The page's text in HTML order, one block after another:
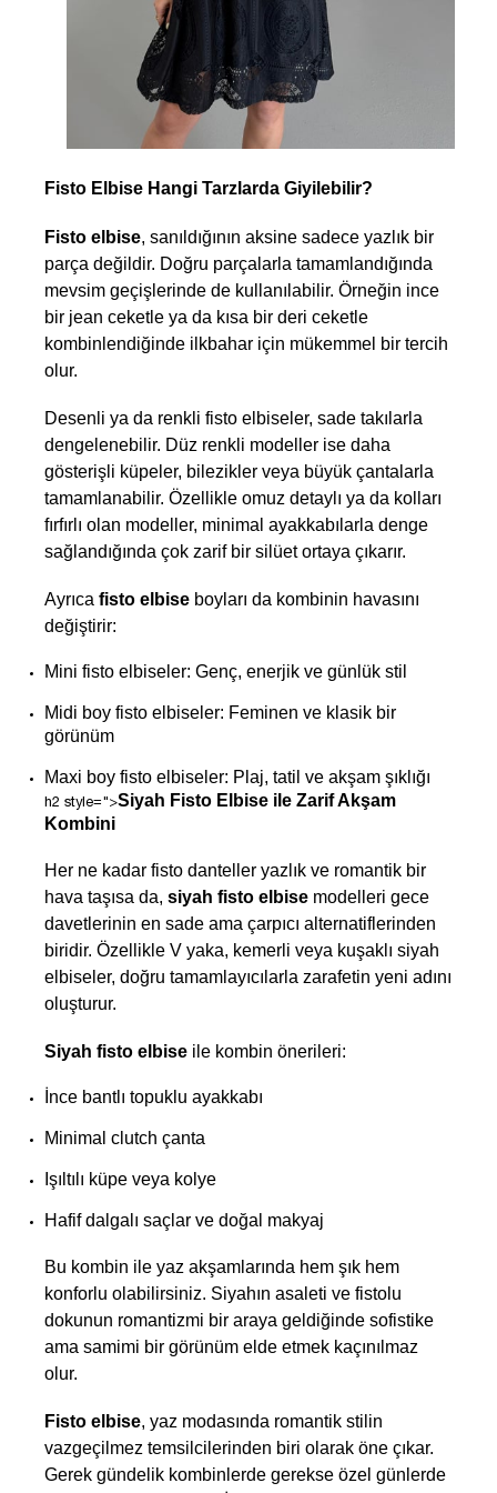
Fisto Elbise Hangi Tarzlarda Giyilebilir?
Fisto elbise, sanıldığının aksine sadece yazlık bir
parça değildir. Doğru parçalarla tamamlandığında
mevsim geçişlerinde de kullanılabilir. Örneğin ince
bir jean ceketle ya da kısa bir deri ceketle
kombinlendiğinde ilkbahar için mükemmel bir tercih
olur.
Desenli ya da renkli fisto elbiseler, sade takılarla
dengelenebilir. Düz renkli modeller ise daha
gösterişli küpeler, bilezikler veya büyük çantalarla
tamamlanabilir. Özellikle omuz detaylı ya da kolları
fırfırlı olan modeller, minimal ayakkabılarla denge
sağlandığında çok zarif bir silüet ortaya çıkarır.
Ayrıca fisto elbise boyları da kombinin havasını
değiştirir:
Mini fisto elbiseler: Genç, enerjik ve günlük stil
Midi boy fisto elbiseler: Feminen ve klasik bir
görünüm
Maxi boy fisto elbiseler: Plaj, tatil ve akşam şıklığı
h2 style=">Siyah Fisto Elbise ile Zarif Akşam
Kombini
Her ne kadar fisto danteller yazlık ve romantik bir
hava taşısa da, siyah fisto elbise modelleri gece
davetlerinin en sade ama çarpıcı alternatiflerinden
biridir. Özellikle V yaka, kemerli veya kuşaklı siyah
elbiseler, doğru tamamlayıcılarla zarafetin yeni adını
oluşturur.
Siyah fisto elbise ile kombin önerileri:
İnce bantlı topuklu ayakkabı
Minimal clutch çanta
Işıltılı küpe veya kolye
Hafif dalgalı saçlar ve doğal makyaj
Bu kombin ile yaz akşamlarında hem şık hem
konforlu olabilirsiniz. Siyahın asaleti ve fistolu
dokunun romantizmi bir araya geldiğinde sofistike
ama samimi bir görünüm elde etmek kaçınılmaz
olur.
Fisto elbise, yaz modasında romantik stilin
vazgeçilmez temsilcilerinden biri olarak öne çıkar.
Gerek gündelik kombinlerde gerekse özel günlerde